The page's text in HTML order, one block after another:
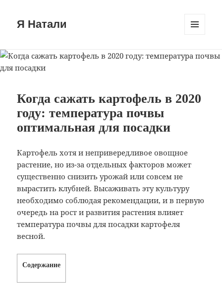
Я Натали
Когда сажать картофель в 2020
году: температура почвы
оптимальная для посадки
Картофель хотя и непривередливое овощное
растение, но из-за отдельных факторов может
существенно снизить урожай или совсем не
вырастить клубней. Высаживать эту культуру
необходимо соблюдая рекомендации, и в первую
очередь на рост и развития растения влияет
температура почвы для посадки картофеля
весной.
Содержание